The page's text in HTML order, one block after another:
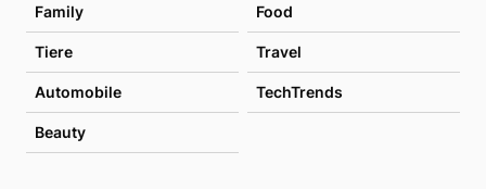
Family Food
Tiere Travel
Automobile TechTrends
Beauty